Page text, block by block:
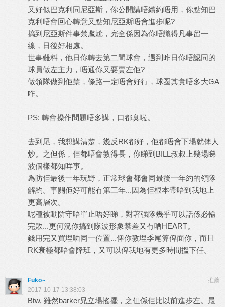
又好似巴克利同尼亞斯，你公開講唔續約唔用，你點知巴
克利唔會回心轉意又點知尼亞斯唔會進步呢?
搞到尼亞斯件事禁尷尬，完全係因為你唔識得凡事留一
線，日後好相處。
世事難料，他日你轉去第二間球會，遇到昨日你唔認同的
球員做左主力，唔通你又要賣左佢?
做領隊做到佢禁，條路一定唔會好行，球圈其實唔多大GA
咋。
PS: 轉會操作問題唔多講，口都臭啦。
去到尾，我想講清楚，幾反RK都好，佢都唔會下場就俾人
炒。之但係，佢都唔會教得長，你睇到BILL叔叔上幾場睇
波個樣都知咩事。
為防佢最後一年玩野，正常球會都會同最後一年約的領隊
解約。事關佢好可能冇第三年...因為佢根本帶唔到我地上
更高層次。
呢種被動防守唔單止唔好睇，對著強隊幾乎可以話係必輸
完敗...更何況你搞到隊波形象禁差又冇哂HEART。
錢用完又買埋哂同一位置...俾你教埋季尾算俾面你，而且
RK衰極都唔會降班，又可以俾我地有更多時間搵下任。
推薦
Fuko~
2017-10-17 13:38:03
Btw, 雖然barker兄立場搖擺，之但係佢比以前進步左。最